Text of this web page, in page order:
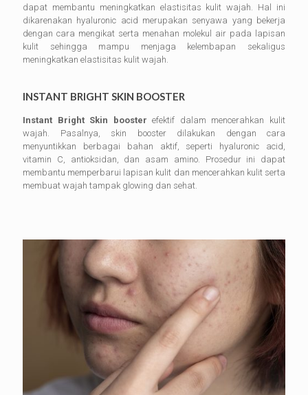
dapat membantu meningkatkan elastisitas kulit wajah. Hal ini
dikarenakan hyaluronic acid merupakan senyawa yang bekerja
dengan cara mengikat serta menahan molekul air pada lapisan
kulit sehingga mampu menjaga kelembapan sekaligus
meningkatkan elastisitas kulit wajah.
INSTANT BRIGHT SKIN BOOSTER
Instant Bright Skin booster efektif dalam mencerahkan kulit
wajah. Pasalnya, skin booster dilakukan dengan cara
menyuntikkan berbagai bahan aktif, seperti hyaluronic acid,
vitamin C, antioksidan, dan asam amino. Prosedur ini dapat
membantu memperbarui lapisan kulit dan mencerahkan kulit serta
membuat wajah tampak glowing dan sehat.